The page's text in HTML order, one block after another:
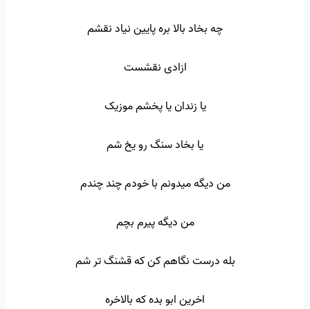
چه بخاد بالا بره پایین نیاد نقشم
ازادی نقشست
یا زندان یا پخشم موزیک
یا بخاد سنگ رو یخ شم
من دیگه میدونم با خودم چند چندم
من دیگه پیرم بچم
بله درست نگاهم کن که قشنگ تر شم
اخرین ابو بده که بالاخره